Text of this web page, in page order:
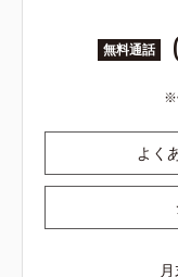
無料通話
よく